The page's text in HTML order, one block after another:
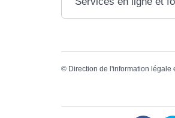
© Direction de l'information légale